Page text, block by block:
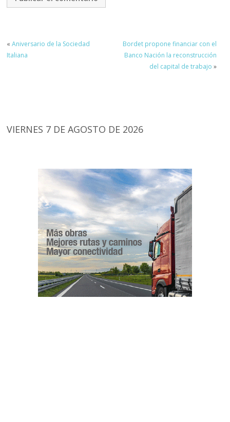
«Aniversario de la Sociedad
Italiana
Bordet propone financiar con el
Banco Nación la reconstrucción
del capital de trabajo »
VIERNES 7 DE AGOSTO DE 2026